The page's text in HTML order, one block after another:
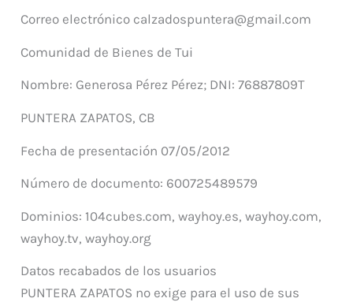
Correo electrónico calzadospuntera@gmail.com
Comunidad de Bienes de Tui
Nombre: Generosa Pérez Pérez; DNI: 76887809T
PUNTERA ZAPATOS, CB
Fecha de presentación 07/05/2012
Número de documento: 600725489579
Dominios: 104cubes.com, wayhoy.es, wayhoy.com,
wayhoy.tv, wayhoy.org
Datos recabados de los usuarios
PUNTERA ZAPATOS no exige para el uso de sus